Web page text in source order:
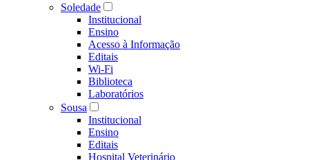
Soledade
Institucional
Ensino
Acesso à Informação
Editais
Wi-Fi
Biblioteca
Laboratórios
Sousa
Institucional
Ensino
Editais
Hospital Veterinário